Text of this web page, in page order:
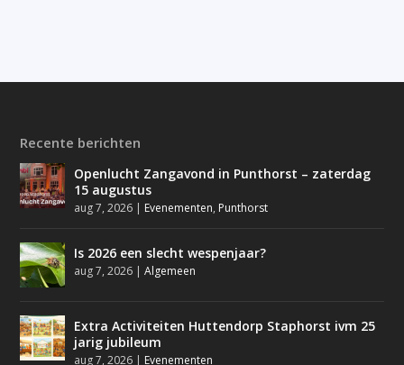
Recente berichten
Openlucht Zangavond in Punthorst – zaterdag
15 augustus
aug 7, 2026 | Evenementen, Punthorst
Is 2026 een slecht wespenjaar?
aug 7, 2026 |Algemeen
Extra Activiteiten Huttendorp Staphorst ivm 25
jarig jubileum
aug 7, 2026 | Evenementen